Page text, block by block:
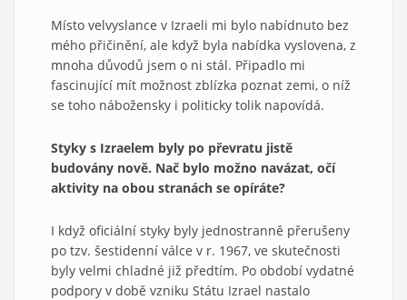
Místo velvyslance v Izraeli mi bylo nabídnuto bez
mého přičinění, ale když byla nabídka vyslovena, z
mnoha důvodů jsem o ni stál. Připadlo mi
fascinující mít možnost zblízka poznat zemi, o níž
se toho nábožensky i politicky tolik napovídá.
Styky s Izraelem byly po převratu jistě
budovány nově. Nač bylo možno navázat, očí
aktivity na obou stranách se opíráte?
I když oficiální styky byly jednostranně přerušeny
po tzv. šestidenní válce v r. 1967, ve skutečnosti
byly velmi chladné již předtím. Po období vydatné
podpory v době vzniku Státu Izrael nastalo